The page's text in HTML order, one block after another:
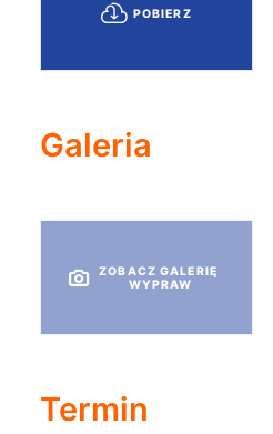
POBIERZ
Galeria
ZOBACZ GALERIĘ
WYPRAW
Termin